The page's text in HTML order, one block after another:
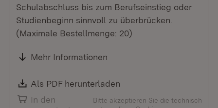
Schulabschluss bis zum Berufseinstieg oder
Studienbeginn sinnvoll zu überbrücken.
(Maximale Bestellmenge: 20)
Mehr Informationen
Download:
Als PDF herunterladen
In den
Bitte akzeptieren Sie die technisch